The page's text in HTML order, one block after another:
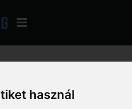
használ